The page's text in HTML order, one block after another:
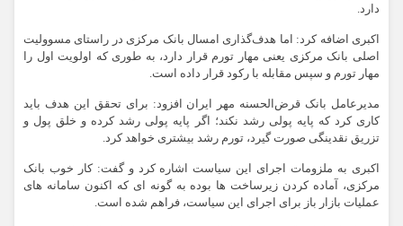
دارد.
اکبری اضافه کرد: اما هدف‌گذاری امسال بانک مرکزی در راستای مسوولیت
اصلی بانک مرکزی یعنی مهار تورم قرار دارد، به طوری که اولویت اول را
مهار تورم و سپس مقابله با رکود قرار داده است.
مدیرعامل بانک قرض‌الحسنه مهر ایران افزود: برای تحقق این هدف باید
کاری کرد که پایه پولی رشد نکند؛ اگر پایه پولی رشد کرده و خلق پول و
تزریق نقدینگی صورت گیرد، تورم رشد بیشتری خواهد کرد.
اکبری به ملزومات اجرای این سیاست اشاره کرد و گفت: کار خوب بانک
مرکزی، آماده کردن زیرساخت ها بوده به گونه ای که اکنون سامانه های
عملیات بازار باز برای اجرای این سیاست، فراهم شده است.